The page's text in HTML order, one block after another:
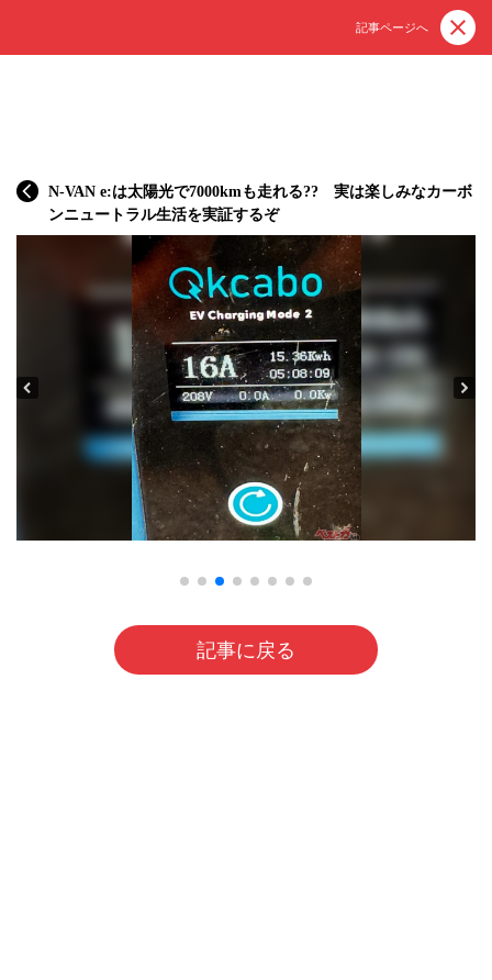
記事ページへ
N-VAN e:は太陽光で7000kmも走れる?? 実は楽しみなカーボ
ンニュートラル生活を実証するぞ
記事に戻る